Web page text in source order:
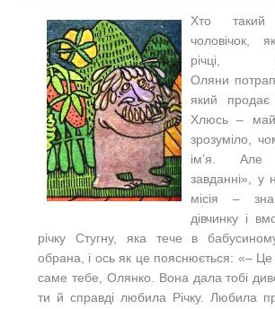
Хто
чоловічок,
Оляни
який продає
Хлюсь –
зрозуміло,
ім’я.
завданні», у
місія –
дівчинку і
річку Стугну, яка тече в
обрана, і ось як це пояснюється: «–
саме тебе, Олянко. Вона дала тобі
ти й справді любила Річку. Любила